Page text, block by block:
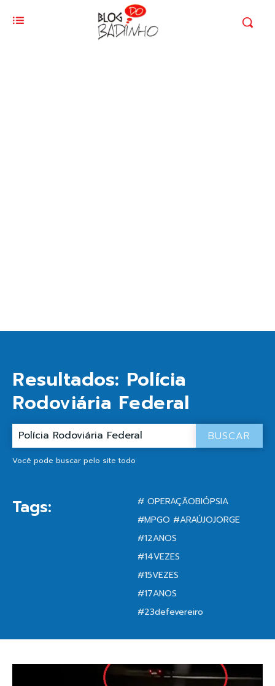
Resultados: Polícia
Rodoviária Federal
BUSCAR
Você pode buscar pelo site todo
Tags:
# OPERAÇÃOBIÓPSIA
#MPGO #ARAÚJOJORGE
#12ANOS
#14VEZES
#15VEZES
#17ANOS
#23defevereiro